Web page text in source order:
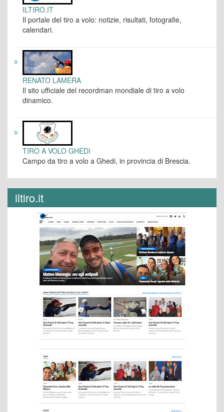
ILTIRO.IT
Il portale del tiro a volo: notizie, risultati, fotografie,
calendari.
RENATO LAMERA
Il sito ufficiale del recordman mondiale di tiro a volo
dinamico.
TIRO A VOLO GHEDI
Campo da tiro a volo a Ghedi, in provincia di Brescia.
iltiro.it